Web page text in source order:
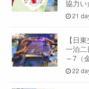
協力い
21
【日
一泊二
～7（
22